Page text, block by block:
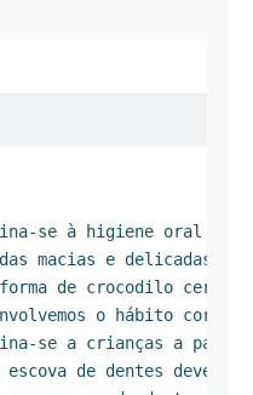
se à higiene oral
macias e delicadas.
forma de crocodilo
o hábito
se a crianças a partir
de dentes deve